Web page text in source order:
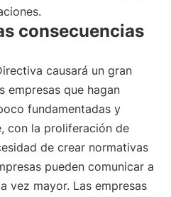
consecuencias
causará un gran
empresas que hagan
fundamentadas y
con la proliferación de
de crear normativas
pueden comunicar a
vez mayor. Las empresas